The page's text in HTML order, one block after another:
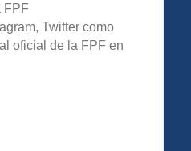
FPF
Twitter como
oficial de la FPF en